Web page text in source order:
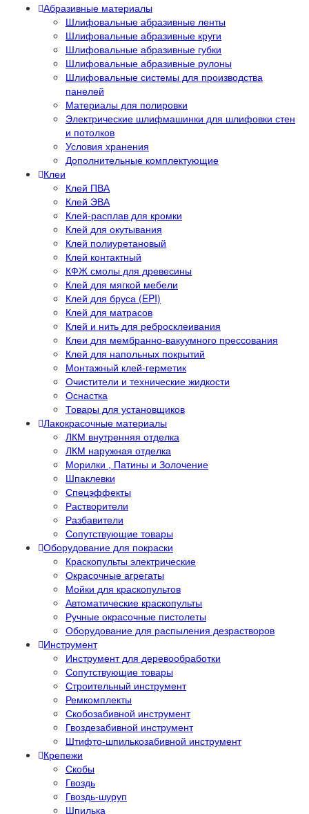
Абразивные материалы
Шлифовальные абразивные ленты
Шлифовальные абразивные круги
Шлифовальные абразивные губки
Шлифовальные абразивные рулоны
Шлифовальные системы для производства
панелей
Материалы для полировки
Электрические шлифмашинки для шлифовки стен
и потолков
Условия хранения
Дополнительные комплектующие
Клеи
Клей ПВА
Клей ЭВА
Клей-расплав для кромки
Клей для окутывания
Клей полиуретановый
Клей контактный
КФЖ смолы для древесины
Клей для мягкой мебели
Клей для бруса (EPI)
Клей для матрасов
Клей и нить для ребросклеивания
Клеи для мембранно-вакуумного прессования
Клей для напольных покрытий
Монтажный клей-герметик
Очистители и технические жидкости
Оснастка
Товары для установщиков
Лакокрасочные материалы
ЛКМ внутренняя отделка
ЛКМ наружная отделка
Морилки , Патины и Золочение
Шпаклевки
Спецэффекты
Растворители
Разбавители
Сопутствующие товары
Оборудование для покраски
Краскопульты электрические
Окрасочные агрегаты
Мойки для краскопультов
Автоматические краскопульты
Ручные окрасочные пистолеты
Оборудование для распыления дезрастворов
Инструмент
Инструмент для деревообработки
Сопутствующие товары
Строительный инструмент
Ремкомплекты
Скобозабивной инструмент
Гвоздезабивной инструмент
Штифто-шпилькозабивной инструмент
Крепежи
Скобы
Гвоздь
Гвоздь-шуруп
Шпилька